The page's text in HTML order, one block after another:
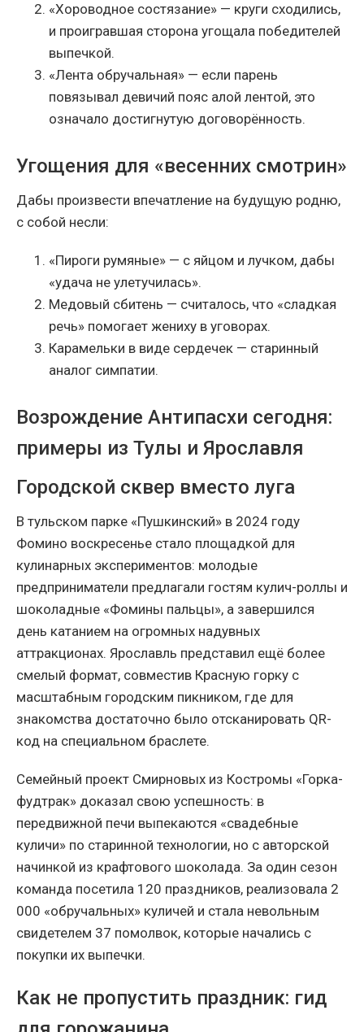
«Хороводное состязание» — круги сходились,
и проигравшая сторона угощала победителей
выпечкой.
«Лента обручальная» — если парень
повязывал девичий пояс алой лентой, это
означало достигнутую договорённость.
Угощения для «весенних смотрин»
Дабы произвести впечатление на будущую родню,
с собой несли:
«Пироги румяные» — с яйцом и лучком, дабы
«удача не улетучилась».
Медовый сбитень — считалось, что «сладкая
речь» помогает жениху в уговорах.
Карамельки в виде сердечек — старинный
аналог симпатии.
Возрождение Антипасхи сегодня:
примеры из Тулы и Ярославля
Городской сквер вместо луга
В тульском парке «Пушкинский» в 2024 году
Фомино воскресенье стало площадкой для
кулинарных экспериментов: молодые
предприниматели предлагали гостям кулич-роллы и
шоколадные «Фомины пальцы», а завершился
день катанием на огромных надувных
аттракционах. Ярославль представил ещё более
смелый формат, совместив Красную горку с
масштабным городским пикником, где для
знакомства достаточно было отсканировать QR-
код на специальном браслете.
Семейный проект Смирновых из Костромы «Горка-
фудтрак» доказал свою успешность: в
передвижной печи выпекаются «свадебные
куличи» по старинной технологии, но с авторской
начинкой из крафтового шоколада. За один сезон
команда посетила 120 праздников, реализовала 2
000 «обручальных» куличей и стала невольным
свидетелем 37 помолвок, которые начались с
покупки их выпечки.
Как не пропустить праздник: гид